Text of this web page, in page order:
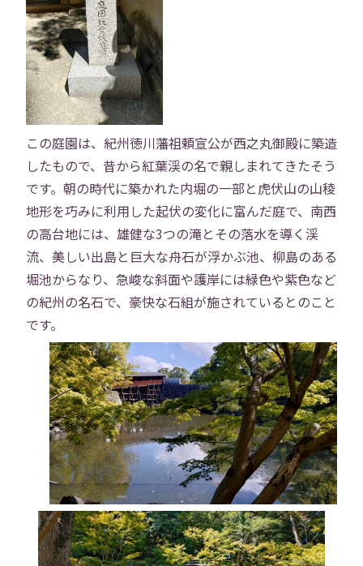
トップ
会社概要 事業内容
役員紹介 社員紹介
採用情報 役員インタビュー
社員インタビュー 福利厚生
この庭園は、紀州徳川藩祖頼宣公が西之丸御殿に築造
したもので、昔から紅葉渓の名で親しまれてきたそう
です。朝の時代に築かれた内堀の一部と虎伏山の山稜
地形を巧みに利用した起伏の変化に富んだ庭で、南西
の高台地には、雄健な3つの滝とその落水を導く渓
流、美しい出島と巨大な舟石が浮かぶ池、柳島のある
堀池からなり、急峻な斜面や護岸には緑色や紫色など
の紀州の名石で、豪快な石組が施されているとのこと
です。